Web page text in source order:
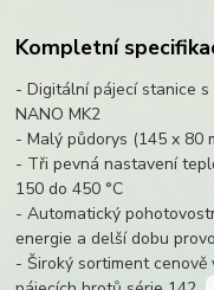
Kompletní
- Digitální pájecí stanice
NANO MK2
- Malý půdorys (145 x 80
- Tři pevná nastavení
150 do 450 °C
- Automatický
energie a delší dobu
- Široký sortiment